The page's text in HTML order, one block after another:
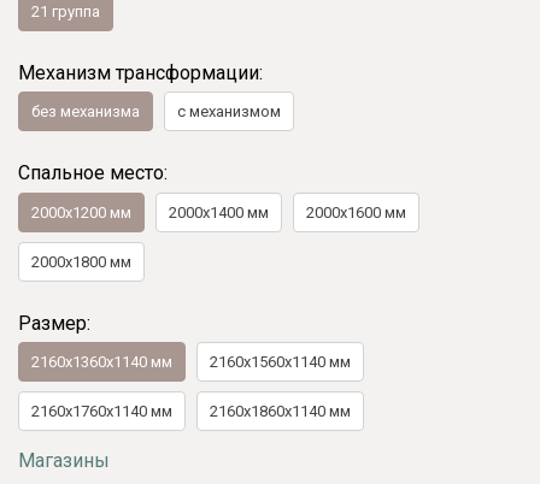
21 группа
Механизм трансформации:
без механизма с механизмом
Спальное место:
2000х1200 мм 2000х1400 мм 2000х1600 мм
2000х1800 мм
Размер:
2160x1360x1140 мм 2160x1560x1140 мм
2160x1760x1140 мм 2160x1860x1140 мм
Магазины